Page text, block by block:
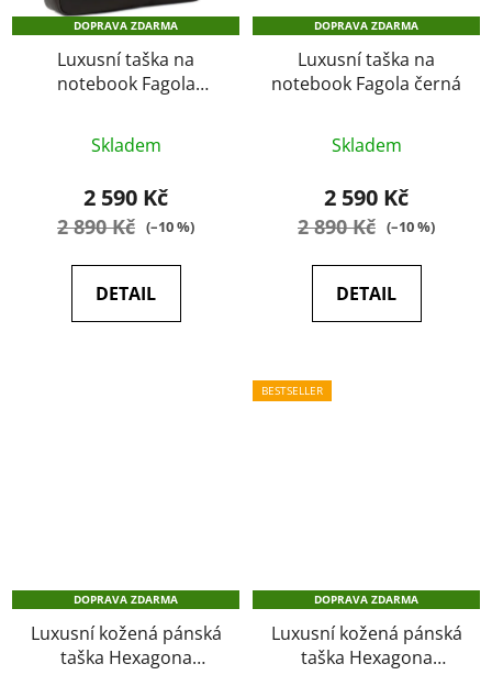
DOPRAVA ZDARMA
Luxusní taška na
notebook Fagola
Skladem
2 590 Kč
2 890 Kč (–10 %)
DETAIL
DOPRAVA ZDARMA
Luxusní taška na
notebook Fagola černá
Skladem
2 590 Kč
2 890 Kč (–10 %)
DETAIL
DOPRAVA ZDARMA
Luxusní kožená pánská
taška Hexagona
BESTSELLER
DOPRAVA ZDARMA
Luxusní kožená pánská
taška Hexagona